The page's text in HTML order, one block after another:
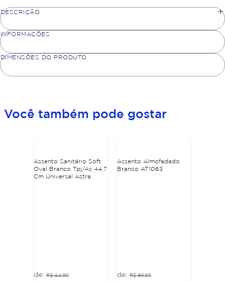
DESCRIÇÃO
INFORMAÇÕES
DIMENSÕES DO PRODUTO
Você também pode gostar
Assento Sanitário Soft
Oval Branco Tpj/As 44,7
Cm Universal Astra
R$ 44,90
Assento Almofadado
Branco AT1063
R$ 89,90